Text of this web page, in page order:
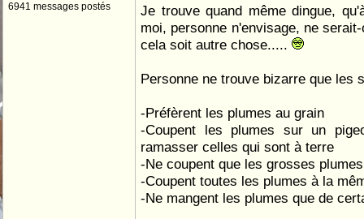
6941 messages postés
Je trouve quand même dingue,
moi, personne n'envisage, ne
cela soit autre chose.....
Personne ne trouve bizarre que les
-Préfèrent les plumes au grain
-Coupent les plumes sur un
ramasser celles qui sont à terre
-Ne coupent que les grosses plumes
-Coupent toutes les plumes à la
-Ne mangent les plumes que de